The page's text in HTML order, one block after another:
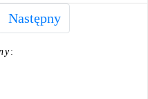
Następny
: